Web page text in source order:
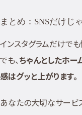
まとめ：SNSだけじ
インスタグラムだけで
でも、ちゃんとしたホ
感はグッと上がります。
あなたの大切なサービ